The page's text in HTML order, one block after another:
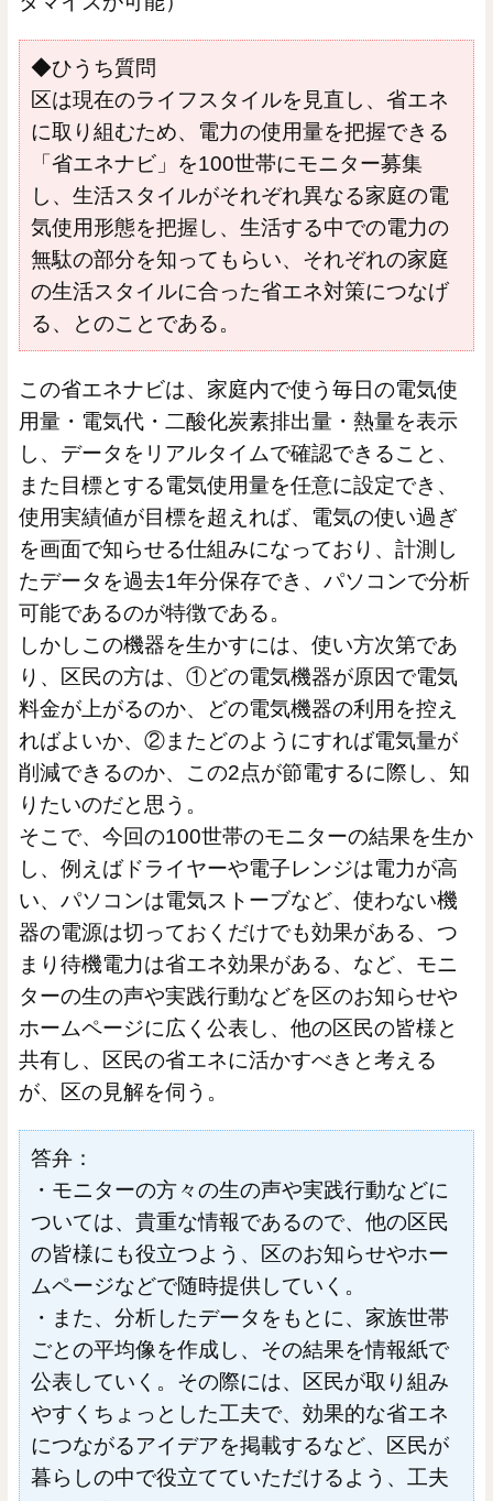
◆ひうち質問
区は現在のライフスタイルを見直し、省エネ
に取り組むため、電力の使用量を把握できる
「省エネナビ」を100世帯にモニター募集
し、生活スタイルがそれぞれ異なる家庭の電
気使用形態を把握し、生活する中での電力の
無駄の部分を知ってもらい、それぞれの家庭
の生活スタイルに合った省エネ対策につなげ
る、とのことである。
この省エネナビは、家庭内で使う毎日の電気使
用量・電気代・二酸化炭素排出量・熱量を表示
し、データをリアルタイムで確認できること、
また目標とする電気使用量を任意に設定でき、
使用実績値が目標を超えれば、電気の使い過ぎ
を画面で知らせる仕組みになっており、計測し
たデータを過去1年分保存でき、パソコンで分析
可能であるのが特徴である。
しかしこの機器を生かすには、使い方次第であ
り、区民の方は、①どの電気機器が原因で電気
料金が上がるのか、どの電気機器の利用を控え
ればよいか、②またどのようにすれば電気量が
削減できるのか、この2点が節電するに際し、知
りたいのだと思う。
そこで、今回の100世帯のモニターの結果を生か
し、例えばドライヤーや電子レンジは電力が高
い、パソコンは電気ストーブなど、使わない機
器の電源は切っておくだけでも効果がある、つ
まり待機電力は省エネ効果がある、など、モニ
ターの生の声や実践行動などを区のお知らせや
ホームページに広く公表し、他の区民の皆様と
共有し、区民の省エネに活かすべきと考える
が、区の見解を伺う。
答弁：
・モニターの方々の生の声や実践行動などに
ついては、貴重な情報であるので、他の区民
の皆様にも役立つよう、区のお知らせやホー
ムページなどで随時提供していく。
・また、分析したデータをもとに、家族世帯
ごとの平均像を作成し、その結果を情報紙で
公表していく。その際には、区民が取り組み
やすくちょっとした工夫で、効果的な省エネ
につながるアイデアを掲載するなど、区民が
暮らしの中で役立てていただけるよう、工夫